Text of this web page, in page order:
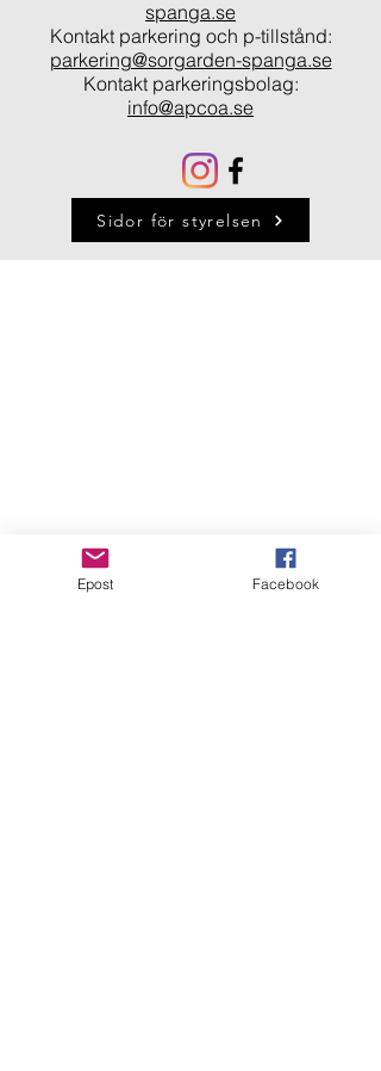
spanga.se
Kontakt parkering och p-tillstånd:
parkering@sorgarden-spanga.se
Kontakt parkeringsbolag:
info@apcoa.se
Sidor för styrelsen
Epost Facebook